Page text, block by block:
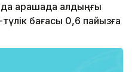
қарашада алдыңғы
бағасы 0,6 пайызға